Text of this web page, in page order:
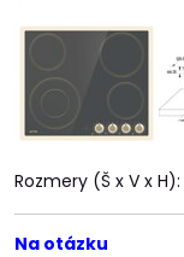
Rozmery (Š x V x
Na otázku